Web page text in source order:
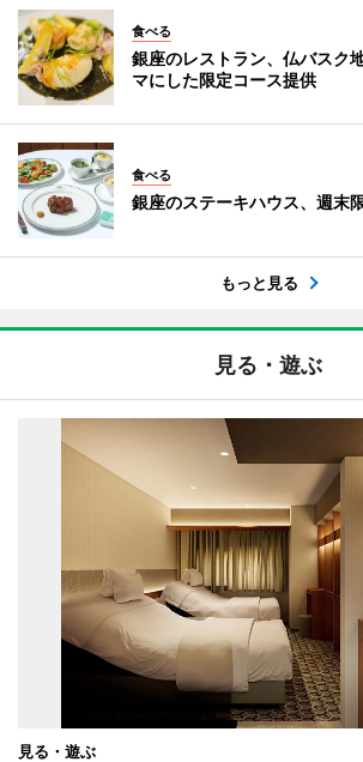
食べる
銀座のレストラン、仏バスク
マにした限定コース提供
食べる
銀座のステーキハウス、週末
もっと見る
見る・遊ぶ
見る・遊ぶ